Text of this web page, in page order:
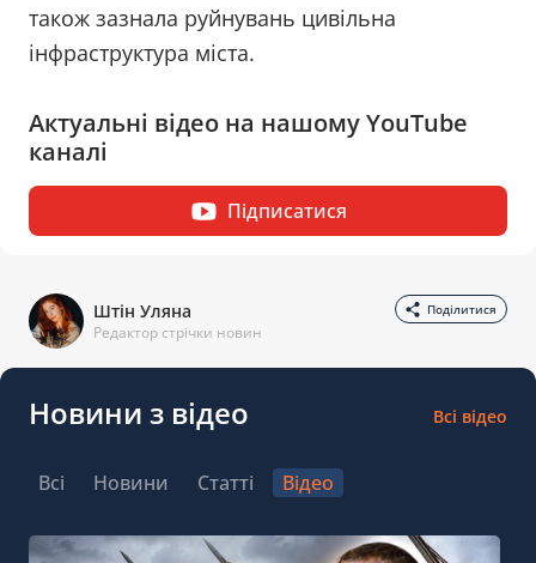
також зазнала руйнувань цивільна
інфраструктура міста.
Актуальні відео на нашому YouTube
каналі
Підписатися
Штін Уляна
Редактор стрічки новин
Поділитися
Новини з відео Всі відео
Всі Новини Статті Відео